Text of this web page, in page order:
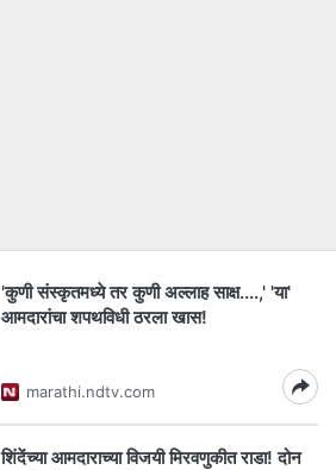
'कुणी संस्कृतमध्ये तर कुणी अल्लाह साक्ष....,' 'या'
आमदारांचा शपथविधी ठरला खास!
marathi.ndtv.com
शिंदेंच्या आमदाराच्या विजयी मिरवणुकीत राडा! दोन